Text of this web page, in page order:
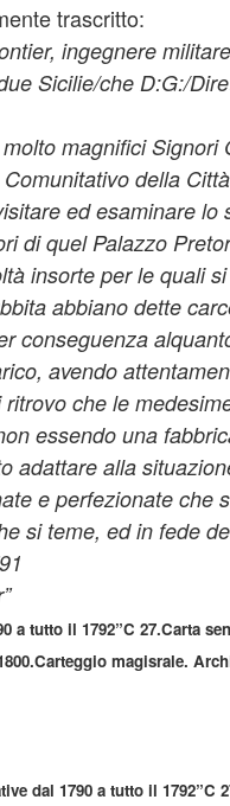
trascritto:
ingegnere
Sicilie/che D:G:/
magnifici Signori
della
ed esaminare lo
di quel Palazzo
insorte per le quali
abbiano dette
conseguenza
avendo
che le
essendo una
adattare alla
e perfezionate che
si teme, ed in fede
a tutto il 1792”C 27.Carta
magisrale.
dal 1790 a tutto il 1792”C